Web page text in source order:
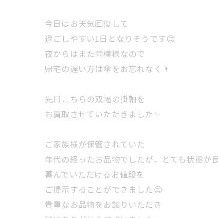
今日はお天気回復して
過ごしやすい1日となりそうです😊
夜からはまた雨模様なので
帰宅の遅い方は傘をお忘れなく🌂
先日こちらの双幅の掛軸を
お買取させていただきました✨
ご家族様が保管されていた
年代の経ったお品物でしたが、とても状態が
喜んでいただけるお値段を
ご提示することができました😊
貴重なお品物をお譲りいただき